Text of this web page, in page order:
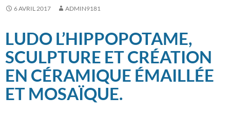
6 AVRIL 2017 ADMIN9181
LUDO L’HIPPOPOTAME,
SCULPTURE ET CRÉATION
EN CÉRAMIQUE ÉMAILLÉE
ET MOSAÏQUE.